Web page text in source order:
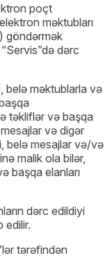
poçt
məktubları
göndərmək
dərc
belə məktublarla və
təkliflər və başqa
və digər
belə mesajlar və/və
malik ola bilər,
başqa elanları
dərc edildiyi
edilir.
tərəfindən